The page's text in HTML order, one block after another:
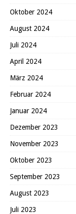
Oktober 2024
August 2024
Juli 2024
April 2024
März 2024
Februar 2024
Januar 2024
Dezember 2023
November 2023
Oktober 2023
September 2023
August 2023
Juli 2023